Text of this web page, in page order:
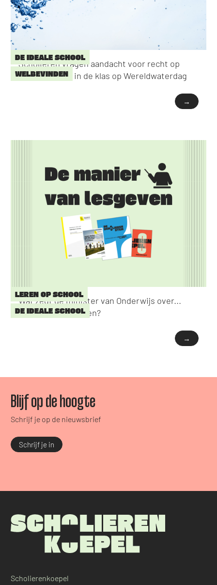
DE IDEALE SCHOOL
WELBEVINDEN
Scholieren vragen aandacht voor recht op
water drinken in de klas op Wereldwaterdag
→
LEREN OP SCHOOL
DE IDEALE SCHOOL
Wat zegt de minister van Onderwijs over...
Manier van lesgeven?
→
Blijf op de hoogte
Schrijf je op de nieuwsbrief
Schrijf je in
Scholierenkoepel